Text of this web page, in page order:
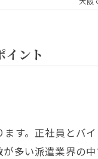
ント
す。正社員とバ
多い派遣業界の